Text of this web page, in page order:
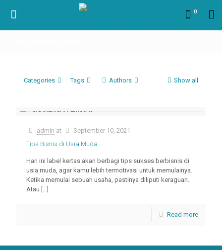
0
Categories Tags Authors Show all
admin at
September 10, 2021
Tips Bisnis di Usia Muda
Hari ini label kertas akan berbagi tips sukses berbisnis di
usia muda, agar kamu lebih termotivasi untuk memulainya.
Ketika memulai sebuah usaha, pastinya diliputi keraguan.
Atau […]
Read more